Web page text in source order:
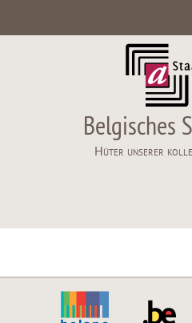
Belgisches
Hüter unserer